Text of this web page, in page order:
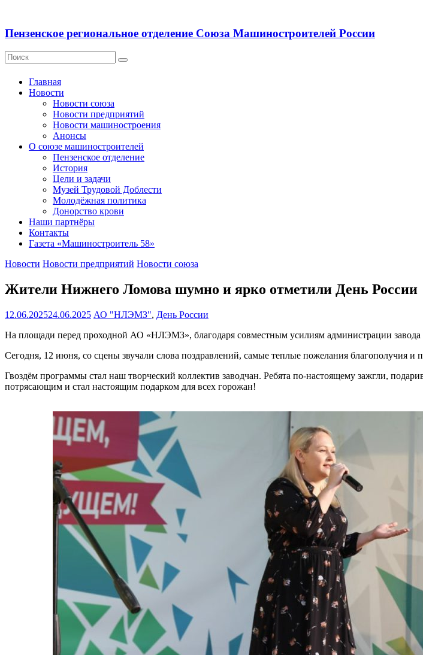
Пензенское региональное отделение Союза Машиностроителей России
Главная
Новости
Новости союза
Новости предприятий
Новости машиностроения
Анонсы
О союзе машиностроителей
Пензенское отделение
История
Цели и задачи
Музей Трудовой Доблести
Молодёжная политика
Донорство крови
Наши партнёры
Контакты
Газета «Машиностроитель 58»
Новости Новости предприятий Новости союза
Жители Нижнего Ломова шумно и ярко отметили День России
12.06.202524.06.2025 АО "НЛЭМЗ", День России
На площади перед проходной АО «НЛЭМЗ», благодаря совместным усилиям администрации
Сегодня, 12 июня, со сцены звучали слова поздравлений, самые теплые пожелания благополучия и
Гвоздём программы стал наш творческий коллектив заводчан. Ребята по-настоящему зажгли,
потрясающим и стал настоящим подарком для всех горожан!